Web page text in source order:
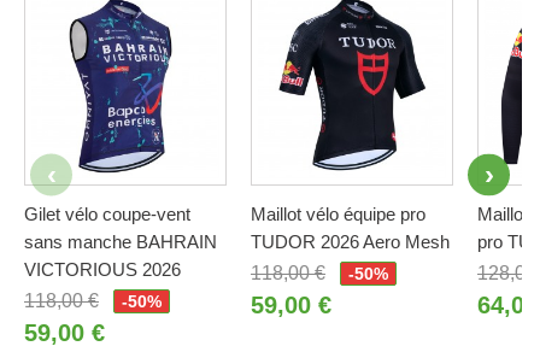
Gilet vélo coupe-vent
sans manche BAHRAIN
VICTORIOUS 2026
118,00 €
-50%
59,00 €
Maillot vélo équipe pro
TUDOR 2026 Aero Mesh
118,00 €
-50%
59,00 €
Maillot
pro
128,00